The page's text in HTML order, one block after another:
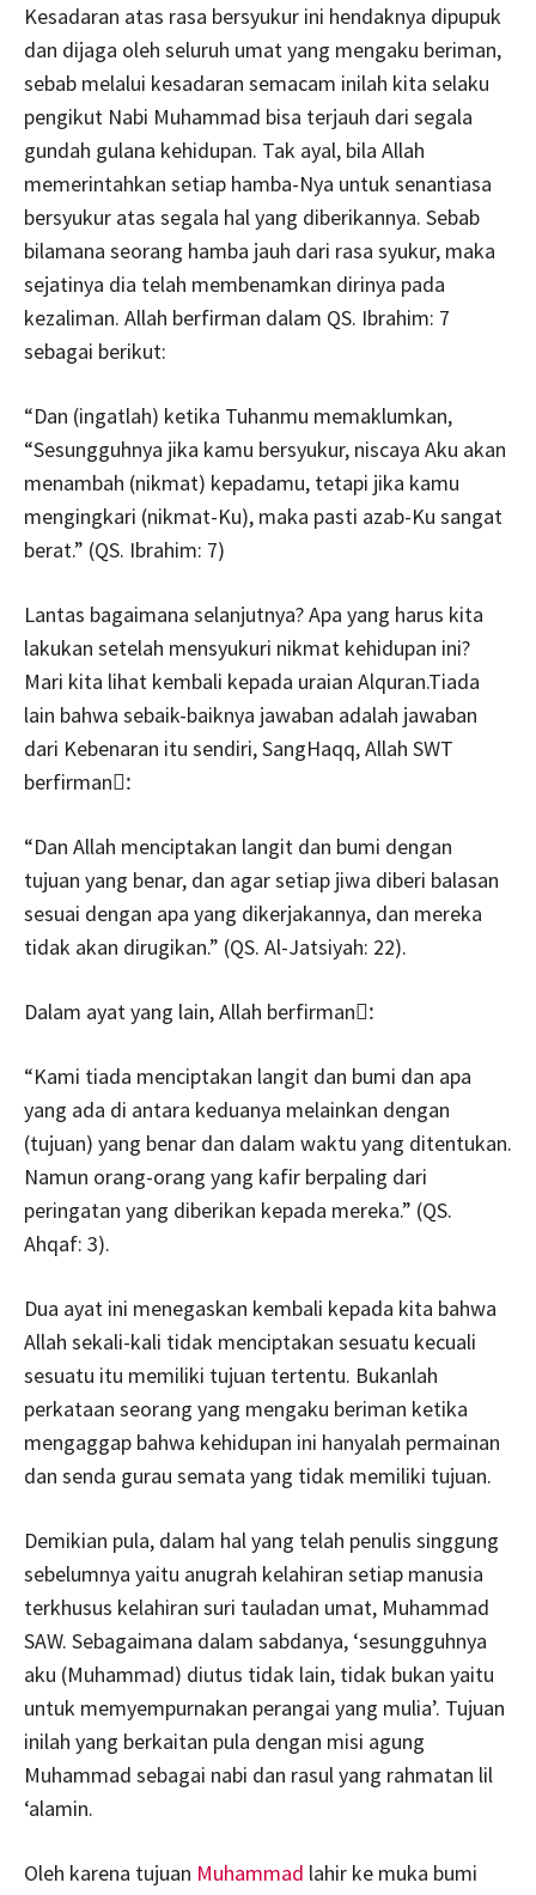
Kesadaran atas rasa bersyukur ini hendaknya dipupuk
dan dijaga oleh seluruh umat yang mengaku beriman,
sebab melalui kesadaran semacam inilah kita selaku
pengikut Nabi Muhammad bisa terjauh dari segala
gundah gulana kehidupan. Tak ayal, bila Allah
memerintahkan setiap hamba-Nya untuk senantiasa
bersyukur atas segala hal yang diberikannya. Sebab
bilamana seorang hamba jauh dari rasa syukur, maka
sejatinya dia telah membenamkan dirinya pada
kezaliman. Allah berfirman dalam QS. Ibrahim: 7
sebagai berikut:
“Dan (ingatlah) ketika Tuhanmu memaklumkan,
“Sesungguhnya jika kamu bersyukur, niscaya Aku akan
menambah (nikmat) kepadamu, tetapi jika kamu
mengingkari (nikmat-Ku), maka pasti azab-Ku sangat
berat.” (QS. Ibrahim: 7)
Lantas bagaimana selanjutnya? Apa yang harus kita
lakukan setelah mensyukuri nikmat kehidupan ini?
Mari kita lihat kembali kepada uraian Alquran.Tiada
lain bahwa sebaik-baiknya jawaban adalah jawaban
dari Kebenaran itu sendiri, SangHaqq, Allah SWT
berfirman:َ
“Dan Allah menciptakan langit dan bumi dengan
tujuan yang benar, dan agar setiap jiwa diberi balasan
sesuai dengan apa yang dikerjakannya, dan mereka
tidak akan dirugikan.” (QS. Al-Jatsiyah: 22).
Dalam ayat yang lain, Allah berfirman:َ
“Kami tiada menciptakan langit dan bumi dan apa
yang ada di antara keduanya melainkan dengan
(tujuan) yang benar dan dalam waktu yang ditentukan.
Namun orang-orang yang kafir berpaling dari
peringatan yang diberikan kepada mereka.” (QS.
Ahqaf: 3).
Dua ayat ini menegaskan kembali kepada kita bahwa
Allah sekali-kali tidak menciptakan sesuatu kecuali
sesuatu itu memiliki tujuan tertentu. Bukanlah
perkataan seorang yang mengaku beriman ketika
mengaggap bahwa kehidupan ini hanyalah permainan
dan senda gurau semata yang tidak memiliki tujuan.
Demikian pula, dalam hal yang telah penulis singgung
sebelumnya yaitu anugrah kelahiran setiap manusia
terkhusus kelahiran suri tauladan umat, Muhammad
SAW. Sebagaimana dalam sabdanya, ‘sesungguhnya
aku (Muhammad) diutus tidak lain, tidak bukan yaitu
untuk memyempurnakan perangai yang mulia’. Tujuan
inilah yang berkaitan pula dengan misi agung
Muhammad sebagai nabi dan rasul yang rahmatan lil
‘alamin.
Oleh karena tujuan Muhammad lahir ke muka bumi